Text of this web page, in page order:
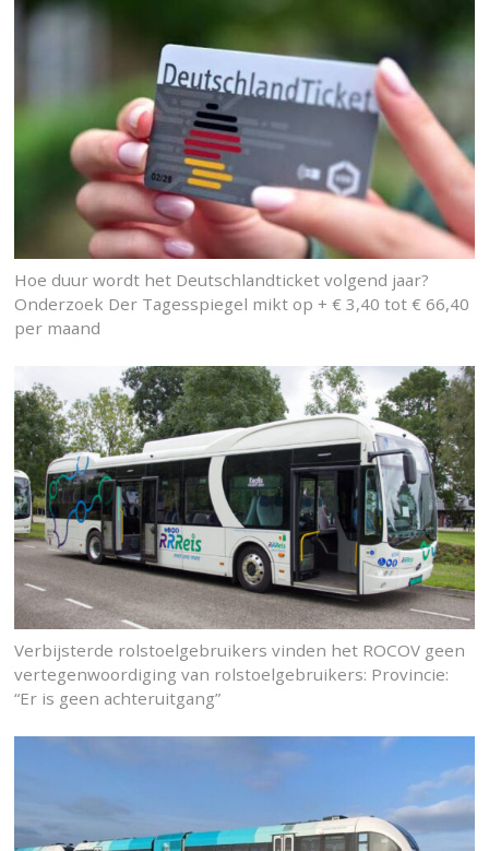
Hoe duur wordt het Deutschlandticket volgend jaar?
Onderzoek Der Tagesspiegel mikt op + € 3,40 tot € 66,40
per maand
Verbijsterde rolstoelgebruikers vinden het ROCOV geen
vertegenwoordiging van rolstoelgebruikers: Provincie:
“Er is geen achteruitgang”